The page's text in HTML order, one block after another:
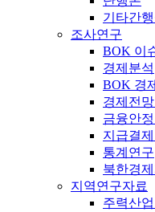
기타간
조사연구
BOK 이
경제분석
BOK 경
경제전
금융안
지급결
통계연구
북한경
지역연구자료
주력산